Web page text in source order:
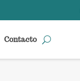
Contacto